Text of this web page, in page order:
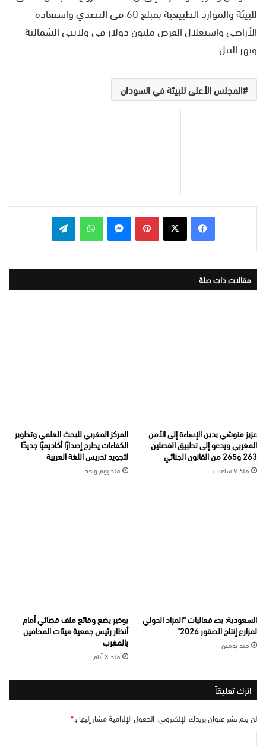
للبيئة والموارد الطبيعية بمبلغ 60 في التصدي واستعاده
الأراضي واستغلال الفرص مليون دولار في ولايتي الشمالية
ونهر النيل
المجلس الأعلى للبيئة في السودان
بينتيريست واتساب
مقالات ذات صلة
عزيز منوشي يدين الإساءة إلى الأمن
المغربي ويدعو إلى تطبيق الفصلين
263 و265 من القانون الجنائي
منذ 9 ساعات
المركز المغربي للبحث العلمي وتطوير
الكفاءات يطرح إصدارًا أكاديميًا جديدًا
لتجويد تدريس اللغة العربية
منذ يوم واحد
السعودية: بدء فعاليات “المزاد الدولي
لمزارع إنتاج الصقور 2026”
منذ يومين
بوخير يضع وقائع ملف قضائي أمام
أنظار رئيس جمعية هيئات المحامين
بالمغرب
منذ 3 أيام
اترك تعليقاً
لن يتم نشر عنوان بريدك الإلكتروني. الحقول الإلزامية مشار إليها بـ*